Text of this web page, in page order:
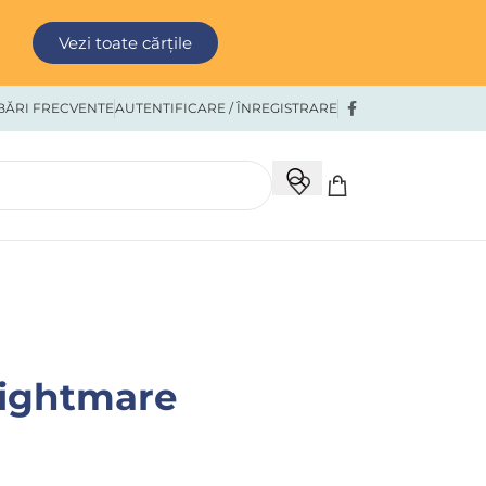
Vezi toate cărțile
FRECVENTEAUTENTIFICARE / ÎNREGISTRARE